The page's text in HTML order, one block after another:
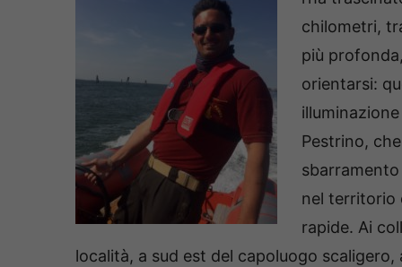
chilometri,
più
orientarsi:
Pestrino,
nel territorio
rapide. Ai
località, a sud est del capoluogo